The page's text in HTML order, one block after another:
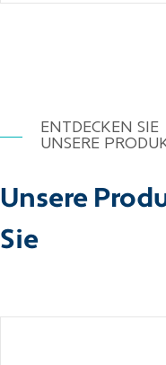
ENTDECKEN SIE
UNSERE
Unsere
Sie